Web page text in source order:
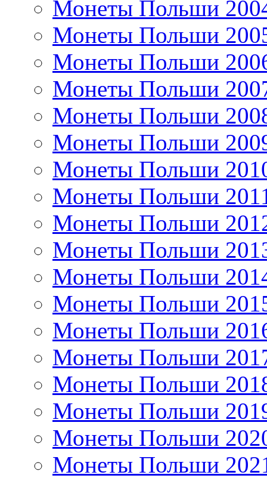
Монеты Польши
Монеты Польши
Монеты Польши
Монеты Польши
Монеты Польши
Монеты Польши
Монеты Польши
Монеты Польши
Монеты Польши
Монеты Польши
Монеты Польши
Монеты Польши
Монеты Польши
Монеты Польши
Монеты Польши
Монеты Польши
Монеты Польши
Монеты Польши